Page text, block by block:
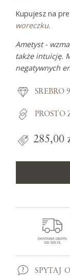
Kupujesz na
woreczku.
Ametyst -
także intuicję.
negatywnych
SREBRO
PROSTO
285,00
SPYTAJ